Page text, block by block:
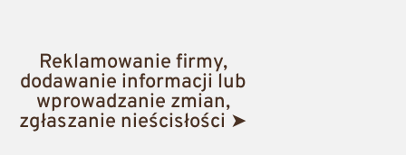
Reklamowanie firmy,
dodawanie informacji lub
wprowadzanie zmian,
zgłaszanie nieścisłości ➤